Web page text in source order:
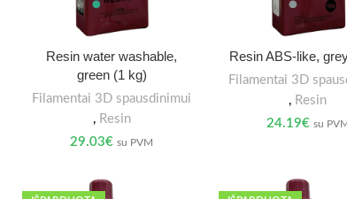
Resin water washable,
green (1 kg)
Filamentai 3D spausdinimui
, Resin
29.03€ su PVM
Resin ABS-like,
Filamentai 3D
, Resin
24.19€ su